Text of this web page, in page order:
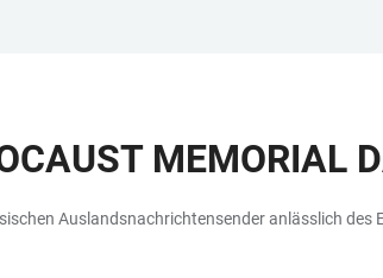
MEMORIAL
Auslandsnachrichtensender anlässlich des